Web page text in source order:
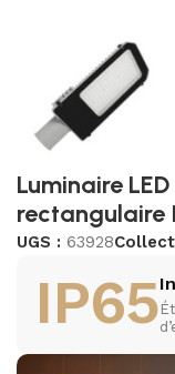
Luminaire
rectangulaire
UGS : 63928
IP65